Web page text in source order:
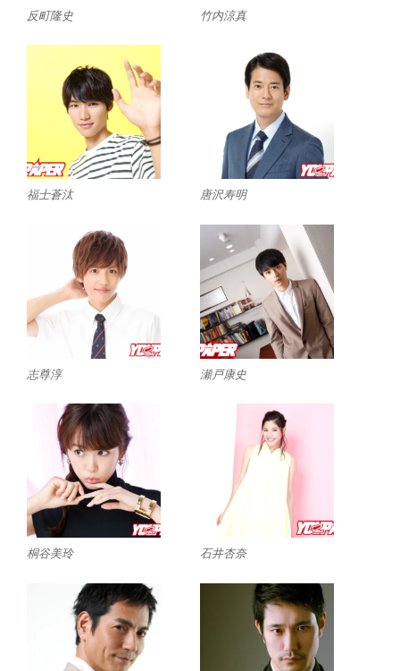
反町隆史 竹内涼真
福士蒼汰 唐沢寿明
志尊淳 瀬戸康史
桐谷美玲 石井杏奈